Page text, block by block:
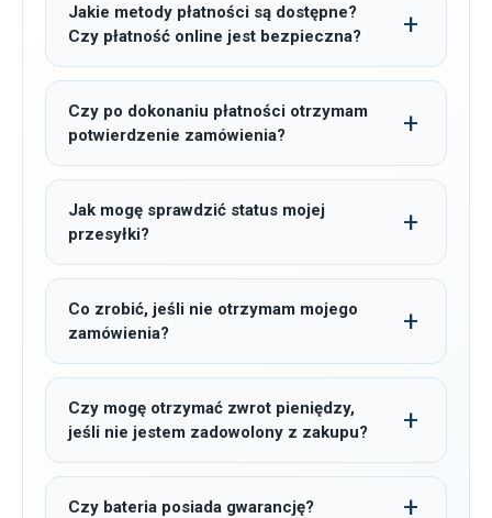
Jakie metody płatności są dostępne?
Czy płatność online jest bezpieczna?
Czy po dokonaniu płatności otrzymam
potwierdzenie zamówienia?
Jak mogę sprawdzić status mojej
przesyłki?
Co zrobić, jeśli nie otrzymam mojego
zamówienia?
Czy mogę otrzymać zwrot pieniędzy,
jeśli nie jestem zadowolony z zakupu?
Czy bateria posiada gwarancję?